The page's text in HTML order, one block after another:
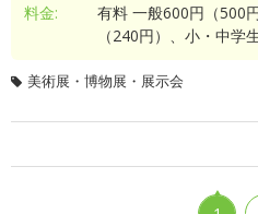
料金:
有料 一般600円（500
（240円）、小・中
美術展・博物展・展示会